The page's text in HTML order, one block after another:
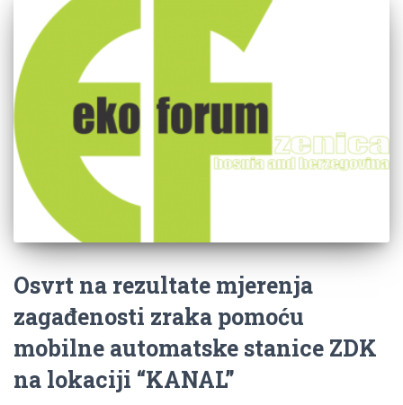
Osvrt na rezultate mjerenja
zagađenosti zraka pomoću
mobilne automatske stanice ZDK
na lokaciji “KANAL”